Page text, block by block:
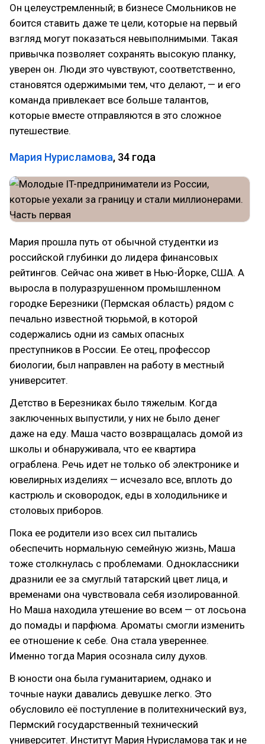
Он целеустремленный; в бизнесе Смольников не
боится ставить даже те цели, которые на первый
взгляд могут показаться невыполнимыми. Такая
привычка позволяет сохранять высокую планку,
уверен он. Люди это чувствуют, соответственно,
становятся одержимыми тем, что делают, — и его
команда привлекает все больше талантов,
которые вместе отправляются в это сложное
путешествие.
Мария Нурисламова, 34 года
Мария прошла путь от обычной студентки из
российской глубинки до лидера финансовых
рейтингов. Сейчас она живет в Нью-Йорке, США. А
выросла в полуразрушенном промышленном
городке Березники (Пермская область) рядом с
печально известной тюрьмой, в которой
содержались одни из самых опасных
преступников в России. Ее отец, профессор
биологии, был направлен на работу в местный
университет.
Детство в Березниках было тяжелым. Когда
заключенных выпустили, у них не было денег
даже на еду. Маша часто возвращалась домой из
школы и обнаруживала, что ее квартира
ограблена. Речь идет не только об электронике и
ювелирных изделиях — исчезало все, вплоть до
кастрюль и сковородок, еды в холодильнике и
столовых приборов.
Пока ее родители изо всех сил пытались
обеспечить нормальную семейную жизнь, Маша
тоже столкнулась с проблемами. Одноклассники
дразнили ее за смуглый татарский цвет лица, и
временами она чувствовала себя изолированной.
Но Маша находила утешение во всем — от лосьона
до помады и парфюма. Ароматы смогли изменить
ее отношение к себе. Она стала увереннее.
Именно тогда Мария осознала силу духов.
В юности она была гуманитарием, однако и
точные науки давались девушке легко. Это
обусловило её поступление в политехнический вуз,
Пермский государственный технический
университет. Институт Мария Нурисламова так и не